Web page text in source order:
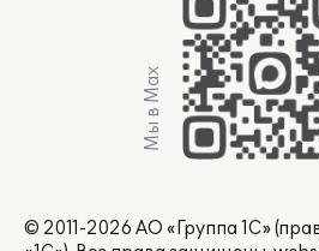
Мы в Max
© 2011-2026 АО «Группа 1С»